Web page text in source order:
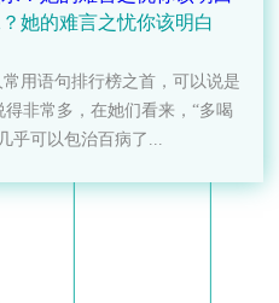
她的难言之忧你该明白
用语句排行榜之首，可以说是
非常多，在她们看来，“多喝
乎可以包治百病了...